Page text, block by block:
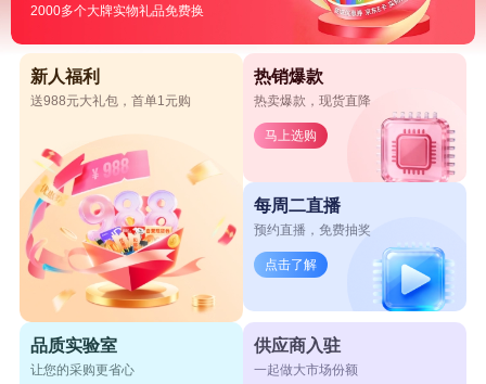
2000多个大牌实物礼品免费换
新人福利
送988元大礼包，首单1元购
热销爆款
热卖爆款，现货直降
马上选购
每周二直播
预约直播，免费抽奖
点击了解
品质实验室
让您的采购更省心
供应商入驻
一起做大市场份额